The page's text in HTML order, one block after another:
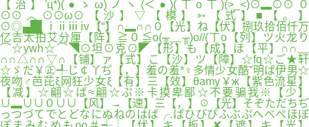
【治】′ц*)(●ゝω)ノヽ(＜●)(ㄒoㄒ)(>_<)⊙▂⊙⊙０
⊙⊙︿⊙⊙ω⊙【沙】▽【模】➳【式】■【。】
⊙◎▄█▌ⅰⅱⅲⅳ【“】∩▂∩∩０【光】ね【伏】捌玖拾佰仟万
亿吉太拍艾分厘【阵】≧０≦o(╥﹏╥)o//(ㄒo【列】ツ火龙り
⌒☆ywh☆⌒◥⊙坦⊙克⊙◤【形】も【成】ほ【平】∩∩﹏
∩∩△∩∩▽∩【铺】ァ【式】こ【沙】ツ【障】☆fq☆ご★轩
☆ゞだ￥㊣╃じ￠丫ぢ【，】羞の羞*♀多情少女酷ˇ明ぱ伊男☆
夜吻♂芭芘ξ网狂少女ξ【有】三【效】θamy￥ж【紫色流星】
【减】☆翩☆ば≈翩☆ぷ※卡摸卑鄙☆不要骗我※【少】
∪▂∪∪０∪∪【风】→【速】三【，】☉【光】そぞただちぢ
っつづてでとどなにぬねのはば╭.ぱひびぴふぶぷへべぺほぼ